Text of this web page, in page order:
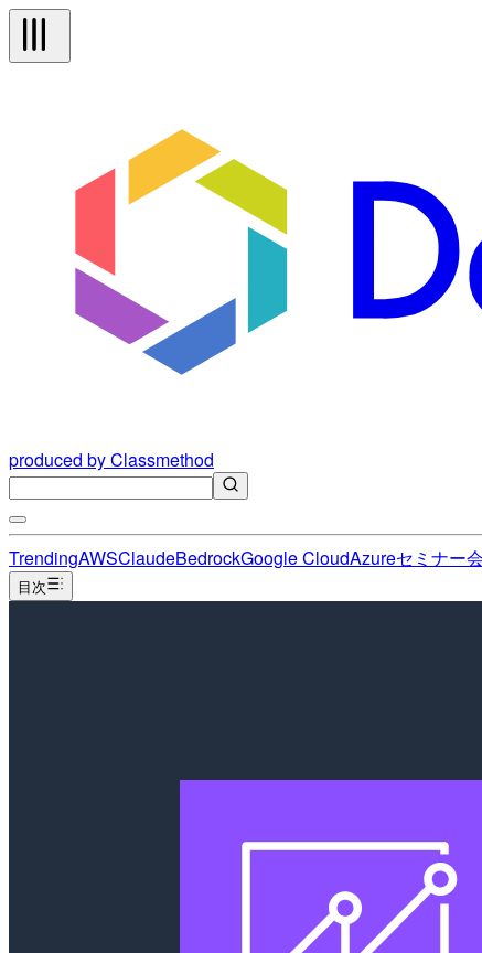
produced by Classmethod
TrendingAWSClaudeBedrockGoogle CloudAzureセミナー
目次